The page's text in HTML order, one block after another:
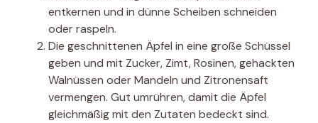
entkernen und in dünne Scheiben schneiden
oder raspeln.
Die geschnittenen Äpfel in eine große Schüssel
geben und mit Zucker, Zimt, Rosinen, gehackten
Walnüssen oder Mandeln und Zitronensaft
vermengen. Gut umrühren, damit die Äpfel
gleichmäßig mit den Zutaten bedeckt sind.